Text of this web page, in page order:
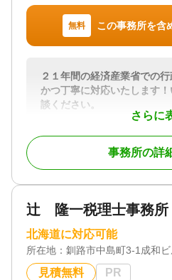
無料 この事務所を含
さらに
２１年間の経済産業省での
かつ丁寧に対応いたします
談ください。
中央バス“松ヶ枝町”停留所す
小樽市を中心に、遺言書や
戸籍収集等の業務を迅速か
す。
対応地域
小樽を中心に、北海道全般。
対応業務
遺言書 / 遺産分割 / 相続財産
手続き / 戸籍収集 / 相続人調査
事務所の詳
辻 隆一税理士事務所
北海道に対応可能
所在地： 釧路市中島町3-1成和
見積無料 PR